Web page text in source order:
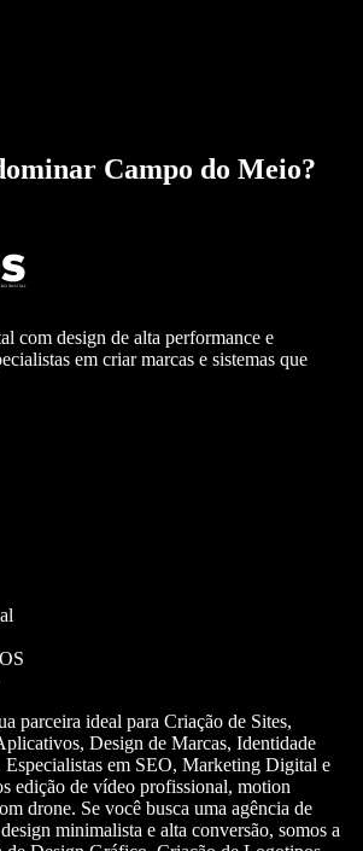
Campo do Meio?
com design de alta performance e
em criar marcas e sistemas que
parceira ideal para Criação de Sites,
Design de Marcas, Identidade
em SEO, Marketing Digital e
edição de vídeo profissional, motion
drone. Se você busca uma agência de
minimalista e alta conversão, somos a